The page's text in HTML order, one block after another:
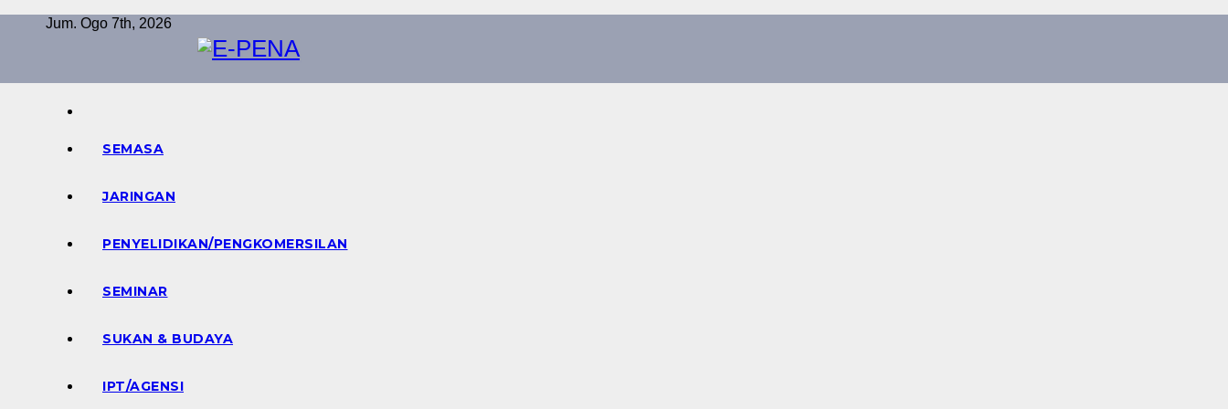
Skip
Jum. Ogo 7th, 2026
E-PENA
Berita Digital Terkini
SEMASA
JARINGAN
PENYELIDIKAN/PENGKOMERSILAN
SEMINAR
SUKAN & BUDAYA
IPT/AGENSI